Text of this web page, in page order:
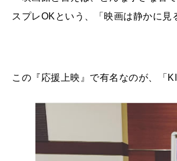
スプレOKという、「映画は静かに
この『応援上映』で有名なのが、「